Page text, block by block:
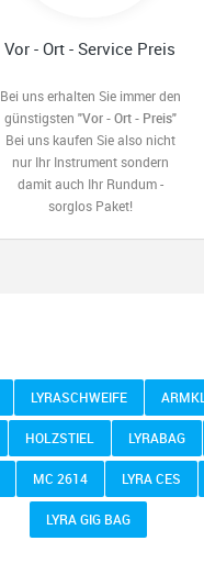
Vor - Ort - Service Preis
Bei uns erhalten Sie immer den
günstigsten "Vor - Ort - Preis"
Bei uns kaufen Sie also nicht
nur Ihr Instrument sondern
damit auch Ihr Rundum -
sorglos Paket!
LYRASCHWEIFE
HOLZSTIEL LYRABAG
MC 2614 LYRA CES
LYRA GIG BAG